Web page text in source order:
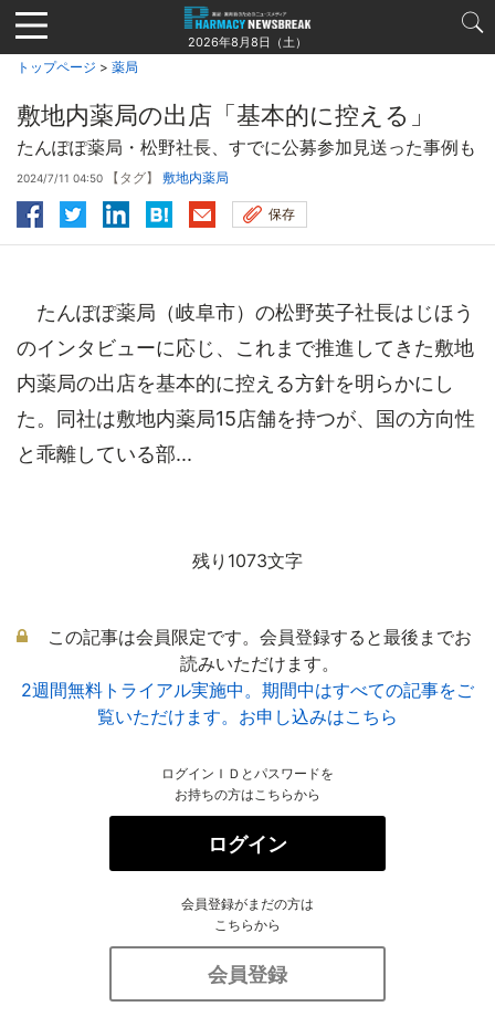
Jump
to
navigation
2026年8月8日（土）
トップページ > 薬局
敷地内薬局の出店「基本的に控える」
たんぽぽ薬局・松野社長、すでに公募参加見送った事例も
2024/7/11 04:50 【タグ】 敷地内薬局
保存
たんぽぽ薬局（岐阜市）の松野英子社長はじほう
のインタビューに応じ、これまで推進してきた敷地
内薬局の出店を基本的に控える方針を明らかにし
た。同社は敷地内薬局15店舗を持つが、国の方向性
と乖離している部...
残り1073文字
この記事は会員限定です。会員登録すると最後までお
読みいただけます。
2週間無料トライアル実施中。期間中はすべての記事をご
覧いただけます。お申し込みはこちら
ログインＩＤとパスワードを
お持ちの方はこちらから
ログイン
会員登録がまだの方は
こちらから
会員登録